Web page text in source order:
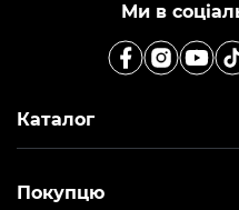
Ми в
Каталог
Покупцю